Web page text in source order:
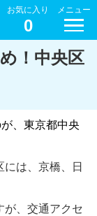
お気に入り
0
メニュー
！中央区
、東京都中央
は、京橋、日
が、交通アクセ